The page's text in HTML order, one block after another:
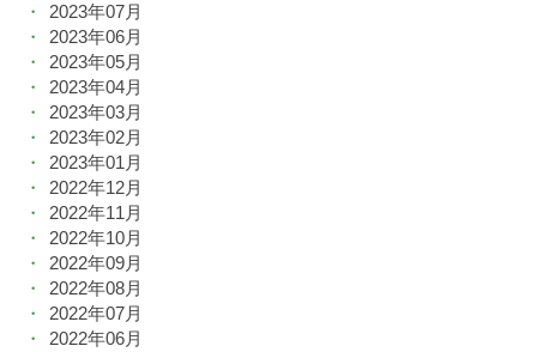
2023年07月
2023年06月
2023年05月
2023年04月
2023年03月
2023年02月
2023年01月
2022年12月
2022年11月
2022年10月
2022年09月
2022年08月
2022年07月
2022年06月